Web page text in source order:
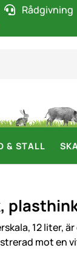
Rådgivning
& STALL